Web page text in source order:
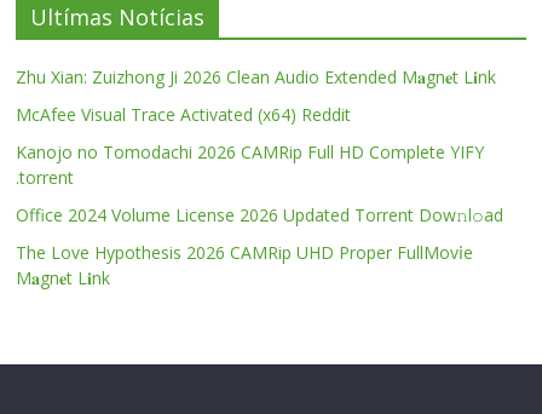
Ultímas Notícias
Zhu Xian: Zuizhong Ji 2026 Clean Audio Extended M𝐚gn𝐞t L𝐢nk
McAfee Visual Trace Activated (x64) Reddit
Kanojo no Tomodachi 2026 CAMRip Full HD Complete YIFY
.torrent
Office 2024 Volume License 2026 Updated Torrent Dow𝚗l𝚘аd
The Love Hypothesis 2026 CAMRip UHD Proper FullMov𝗂e
M𝐚gn𝐞t L𝐢nk